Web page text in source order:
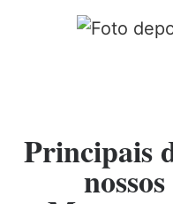
Principais